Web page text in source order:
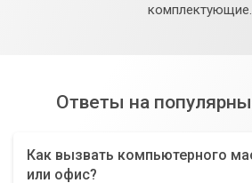
комплектующие.
Ответы на
Как вызвать компьютерного
или офис?